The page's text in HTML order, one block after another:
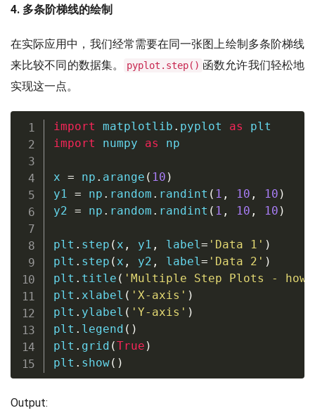
4. 多条阶梯线的绘制
在实际应用中，我们经常需要在同一张图上绘制多条阶梯线
来比较不同的数据集。
pyplot.step() 函数允许我们轻松地
实现这一点。
import matplotlib . pyplot as
import numpy as np
x = np . arange ( 10 )
y1 = np . random . randint ( 1 , 10 , 10 )
y2 = np . random . randint ( 1 , 10 , 10 )
plt . step ( x , y1 , label= 'Data 1' )
plt . step ( x , y2 , label= 'Data 2' )
plt . title ( 'Multiple Step Plots -
plt . xlabel ( 'X-axis' )
plt . ylabel ( 'Y-axis' )
plt . legend ( )
plt . grid (True )
plt . show( )
Output: